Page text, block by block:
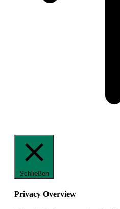
Schließen
Privacy Overview